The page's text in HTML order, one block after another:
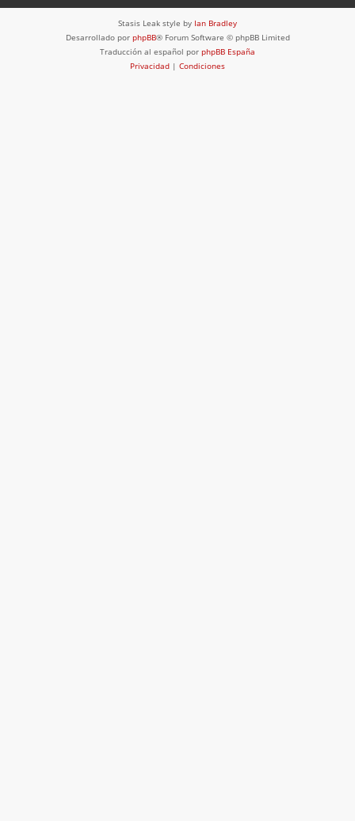
Stasis Leak style by Ian Bradley
Desarrollado por phpBB® Forum Software © phpBB Limited
Traducción al español por phpBB España
Privacidad | Condiciones